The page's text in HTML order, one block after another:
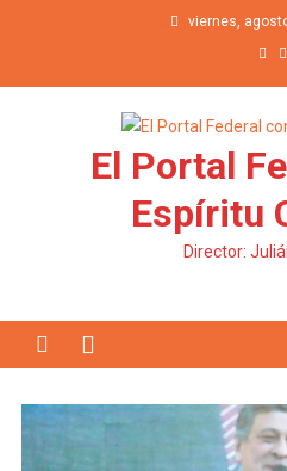
viernes,
El Portal
Espíritu
Director: